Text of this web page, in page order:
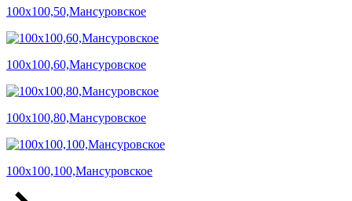
100х100,50,Мансуровское
100х100,60,Мансуровское
100х100,80,Мансуровское
100х100,100,Мансуровское